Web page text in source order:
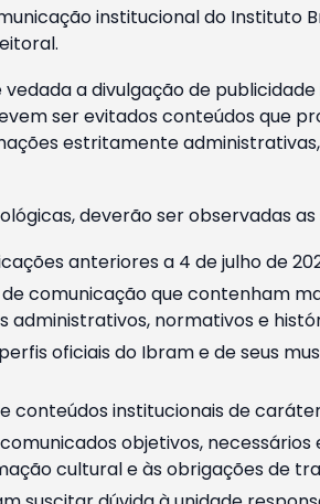
institucional do
a divulgação de
ser evitados conteúdos que
estritamente
deverão ser observadas
anteriores a 4 de julho de
comunicação que contenham
normativos e
oficiais do Ibram e de seus
conteúdos institucionais de
objetivos,
cultural e às obrigações de